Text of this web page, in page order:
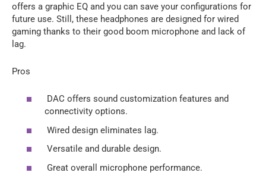
offers a graphic EQ and you can save your configurations for
future use. Still, these headphones are designed for wired
gaming thanks to their good boom microphone and lack of
lag.
Pros
DAC offers sound customization features and
connectivity options.
Wired design eliminates lag.
Versatile and durable design.
Great overall microphone performance.